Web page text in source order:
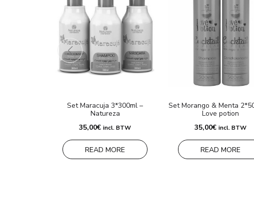
Set Maracuja 3*300ml –
Natureza
35,00€ incl. BTW
READ MORE
Set Morango & Menta
Love potion
35,00€ incl. BTW
READ MORE